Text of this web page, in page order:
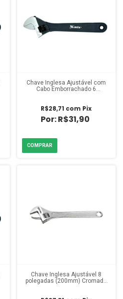
Chave Inglesa Ajustável com
Cabo Emborrachado 6
R$31,90
R$28,71 com Pix
Chave Inglesa Ajustável 8
polegadas (200mm) Cromada